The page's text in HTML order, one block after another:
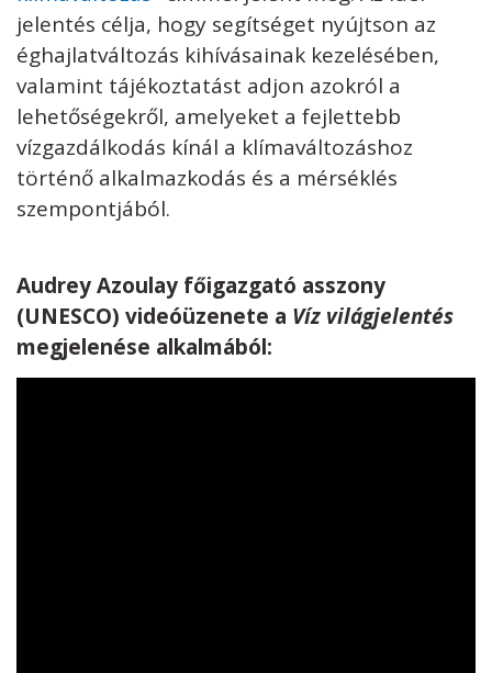
jelentés célja, hogy segítséget nyújtson az
éghajlatváltozás kihívásainak kezelésében,
valamint tájékoztatást adjon azokról a
lehetőségekről, amelyeket a fejlettebb
vízgazdálkodás kínál a klímaváltozáshoz
történő alkalmazkodás és a mérséklés
szempontjából.
Audrey Azoulay főigazgató asszony
(UNESCO) videóüzenete a Víz világjelentés
megjelenése alkalmából: